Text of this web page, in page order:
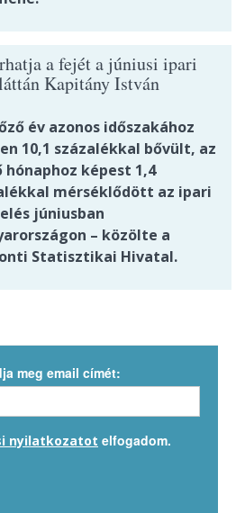
a fejét a júniusi ipari
Kapitány István
év azonos időszakához
10,1 százalékkal bővült, az
hónaphoz képest 1,4
mérséklődött az ipari
júniusban
– közölte a
Statisztikai Hivatal.
meg email címét:
nyilatkozatot elfogadom.